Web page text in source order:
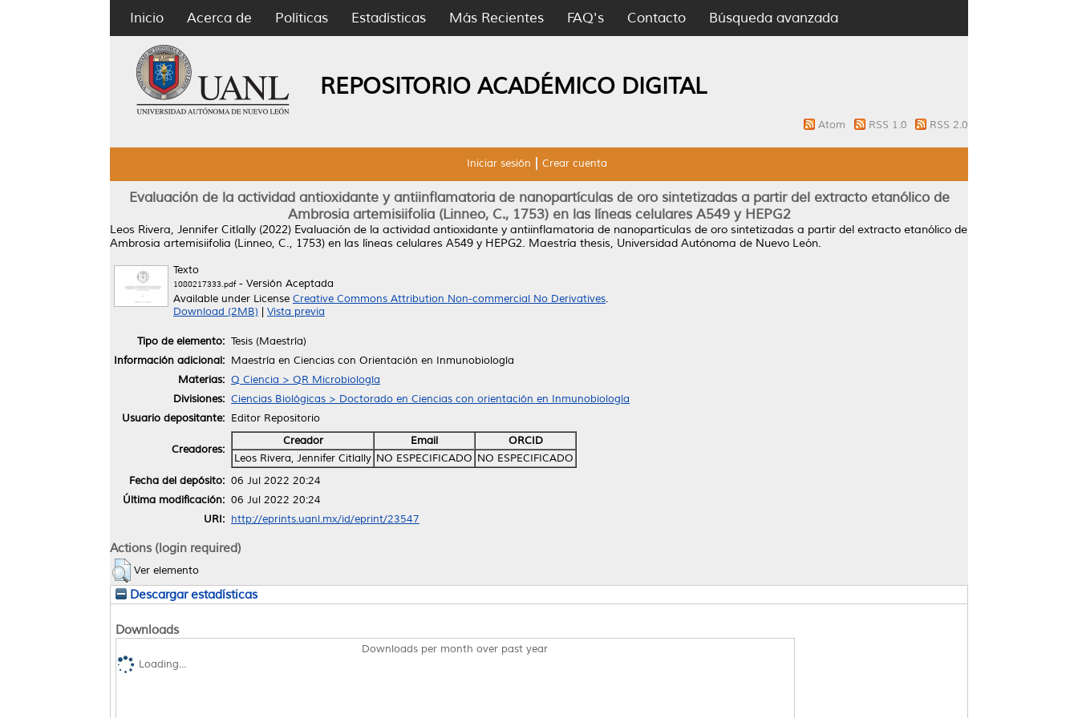
Inicio Acerca de Políticas Estadísticas Más Recientes FAQ's Contacto Búsqueda avanzada
REPOSITORIO ACADÉMICO DIGITAL
Atom RSS 1.0 RSS 2.0
Iniciar sesión Crear cuenta
Evaluación de la actividad antioxidante y antiinflamatoria de nanopartículas de oro sintetizadas a partir del extracto etanólico de
Ambrosia artemisiifolia (Linneo, C., 1753) en las líneas celulares A549 y HEPG2
Leos Rivera, Jennifer Citlally (2022) Evaluación de la actividad antioxidante y antiinflamatoria de nanopartículas de oro sintetizadas a partir del extracto etanólico de
Ambrosia artemisiifolia (Linneo, C., 1753) en las líneas celulares A549 y HEPG2. Maestría thesis, Universidad Autónoma de Nuevo León.
Texto
1080217333.pdf- Versión Aceptada
Available under License Creative Commons Attribution Non-commercial No Derivatives.
Download (2MB)
Vista previa
Tipo de elemento: Tesis (Maestría)
Información adicional: Maestría en Ciencias con Orientación en Inmunobiología
Materias: Q Ciencia > QR Microbiología
Divisiones: Ciencias Biológicas > Doctorado en Ciencias con orientación en Inmunobiología
Usuario depositante: Editor Repositorio
Creadores:
Creador Email
ORCID
Leos Rivera, Jennifer Citlally NO ESPECIFICADO NO ESPECIFICADO
Fecha del depósito: 06 Jul 2022 20:24
Última modificación: 06 Jul 2022 20:24
URI: http://eprints.uanl.mx/id/eprint/23547
Actions (login required)
Ver elemento
Descargar estadísticas
Downloads
Downloads per month over past year
Loading...